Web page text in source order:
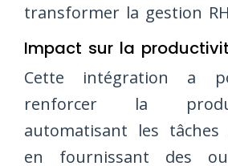
transformer la gestion
Impact sur la
Cette intégration a
renforcer la
automatisant les
en fournissant des